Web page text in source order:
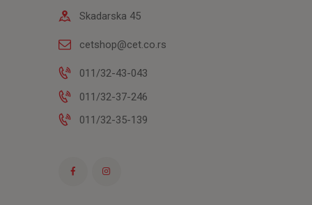
Skadarska 45
cetshop@cet.co.rs
011/32-43-043
011/32-37-246
011/32-35-139